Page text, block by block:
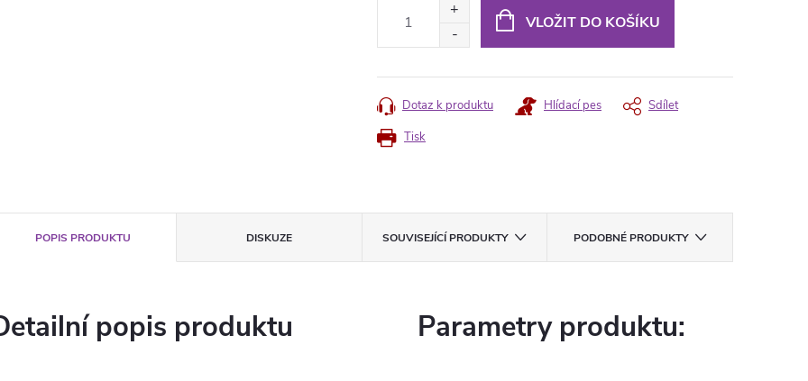
VLOŽIT DO KOŠÍKU
Tisk
Dotaz k produktu Hlídací pes Sdílet
POPIS PRODUKTU DISKUZE SOUVISEJÍCÍ PRODUKTY PODOBNÉ PRODUKTY
popis produktu Parametry produktu: